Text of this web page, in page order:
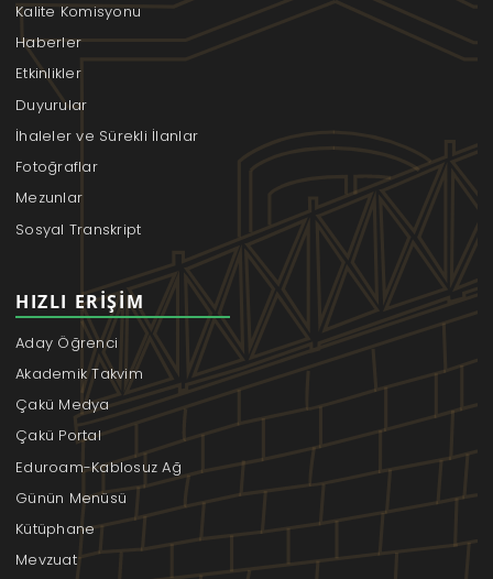
Kalite Komisyonu
Haberler
Etkinlikler
Duyurular
İhaleler ve Sürekli İlanlar
Fotoğraflar
Mezunlar
Sosyal Transkript
HIZLI ERIŞIM
Aday Öğrenci
Akademik Takvim
Çakü Medya
Çakü Portal
Eduroam-Kablosuz Ağ
Günün Menüsü
Kütüphane
Mevzuat